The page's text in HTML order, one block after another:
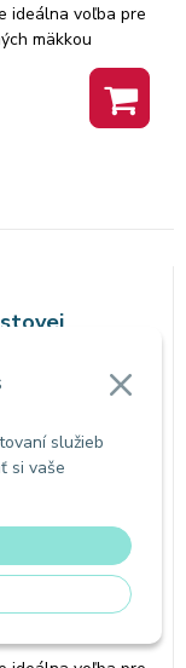
služieb
si vaše
ideálna voľba pre
mäkkou
tvárna a
guma je
· Pre čistenie fólií